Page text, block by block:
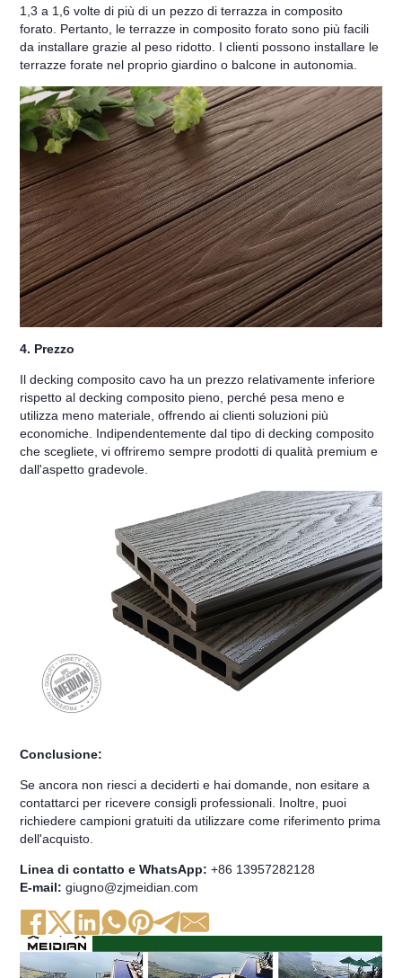
1,3 a 1,6 volte di più di un pezzo di terrazza in composito
forato. Pertanto, le terrazze in composito forato sono più facili
da installare grazie al peso ridotto. I clienti possono installare le
terrazze forate nel proprio giardino o balcone in autonomia.
4. Prezzo
Il decking composito cavo ha un prezzo relativamente inferiore
rispetto al decking composito pieno, perché pesa meno e
utilizza meno materiale, offrendo ai clienti soluzioni più
economiche. Indipendentemente dal tipo di decking composito
che scegliete, vi offriremo sempre prodotti di qualità premium e
dall'aspetto gradevole.
Conclusione:
Se ancora non riesci a deciderti e hai domande, non esitare a
contattarci per ricevere consigli professionali. Inoltre, puoi
richiedere campioni gratuiti da utilizzare come riferimento prima
dell'acquisto.
Linea di contatto e WhatsApp: +86 13957282128
E-mail: giugno@zjmeidian.com